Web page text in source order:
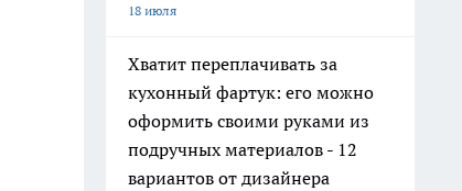
18 июля
Хватит переплачивать за
кухонный фартук: его можно
оформить своими руками из
подручных материалов - 12
вариантов от дизайнера